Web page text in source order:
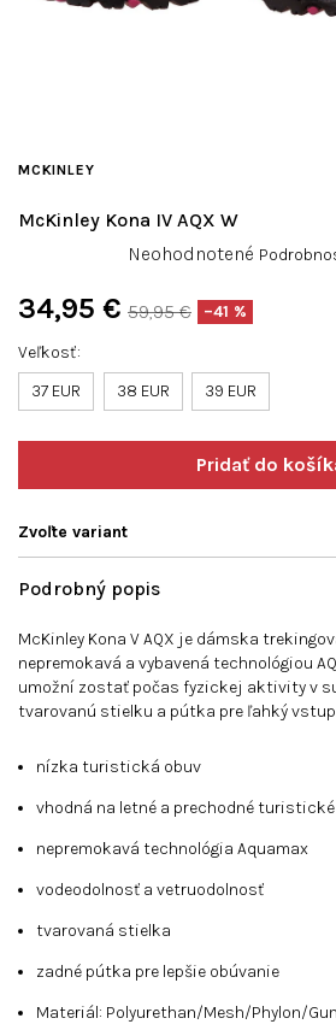
Veľkosť
37 EUR
38 EUR 39 EUR
59,95 € –41 %
34,95 €
Zvoľte variant
McKinley Kona IV AQX W
MCKINLEY
Priemerné
je
z
5
Neohodnotené
Podrobný popis
McKinley Kona V AQX je dámska
nepremokavá a vybavená technológiou
umožní zostať počas fyzickej aktivity v
tvarovanú stielku a pútka pre ľahký
nízka turistická obuv
vhodná na letné a prechodné
nepremokavá technológia Aquamax
vodeodolnosť a vetruodolnosť
tvarovaná stielka
zadné pútka pre lepšie obúvanie
Materiál: Polyurethan/Mesh/Phylon/